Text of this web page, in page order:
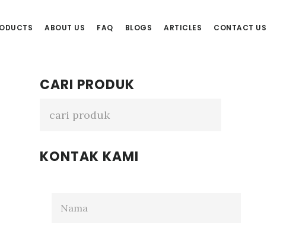
ABOUT US FAQ BLOGS ARTICLES CONTACT US
Primary
Sidebar
CARI PRODUK
KONTAK KAMI